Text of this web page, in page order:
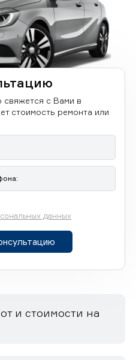
свяжется с Вами в
стоимость ремонта или
данных
и стоимости на